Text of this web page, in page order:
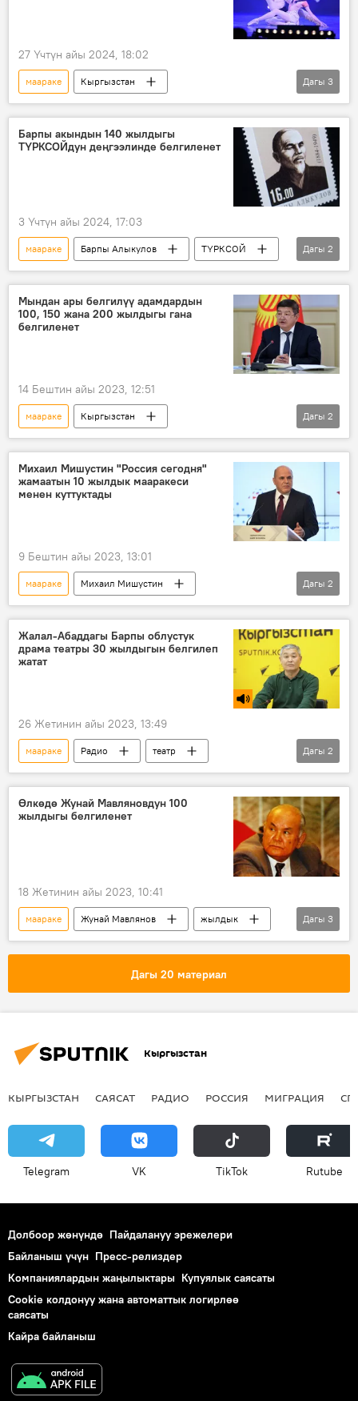
27 Үчтүн айы 2024, 18:02
маараке
Кыргызстан
Чолпонбек Базарбаев
иш-чара
Дагы 3
Барпы акындын 140 жылдыгы
ТҮРКСОЙдун деңгээлинде белгиленет
3 Үчтүн айы 2024, 17:03
маараке Барпы Алыкулов
ТҮРКСОЙ
акын
чыгарма
Дагы 2
Мындан ары белгилүү адамдардын
100, 150 жана 200 жылдыгы гана
белгиленет
14 Бештин айы 2023, 12:51
маараке
Кыргызстан
Акылбек Жапаров
улуу инсан
белгилөө
Дагы 2
Михаил Мишустин "Россия сегодня"
жамаатын 10 жылдык мааракеси
менен куттуктады
9 Бештин айы 2023, 13:01
маараке
Михаил Мишустин
"Россия Сегодня" ЭМА
куттуктоо
Дагы 2
Жалал-Абаддагы Барпы облустук
драма театры 30 жылдыгын белгилеп
жатат
26 Жетинин айы 2023, 13:49
маараке Радио
театр
Жалал-Абад
аймак
Дагы 2
Өлкөдө Жунай Мавляновдун 100
жылдыгы белгиленет
18 Жетинин айы 2023, 10:41
маараке Жунай Мавлянов
жылдык
эскерүү
жазуучу Кыргызстан
Дагы 3
Дагы 20 материал
Кыргызстан
КЫРГЫЗСТАН САЯСАТ РАДИО РОССИЯ МИГРАЦИЯ
Telegram VK ТikТоk Rutube
Долбоор жөнүндө Пайдалануу эрежелери
Байланыш үчүн Пресс-релиздер
Компаниялардын жаңылыктары Купуялык саясаты
Cookie колдонуу жана автоматтык логирлөө
саясаты
Кайра байланыш